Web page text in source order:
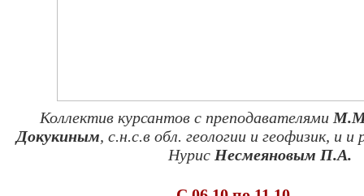
Коллектив курсантов с преподавателями
Докукиным, с.н.с.в обл. геологии и геофизик, и
Нурис Несмеяновым П.А.